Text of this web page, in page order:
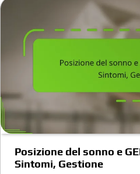
Posizione del sonno e
Sintomi, Gestione